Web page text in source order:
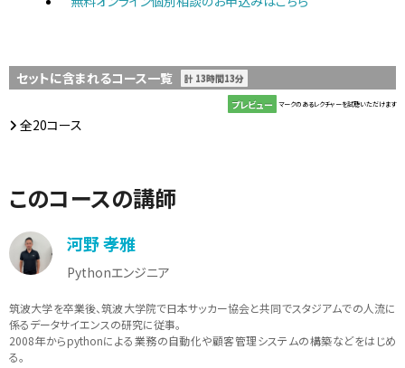
セットに含まれるコース一覧 計 13時間13分
プレビュー マークのあるレクチャーを試聴いただけます
全20コース
このコースの講師
河野 孝雅
Pythonエンジニア
筑波大学を卒業後、筑波大学院で日本サッカー協会と共同でスタジアムでの人流に
係るデータサイエンスの研究に従事。
2008年からpythonによる業務の自動化や顧客管理システムの構築などをはじめ
る。